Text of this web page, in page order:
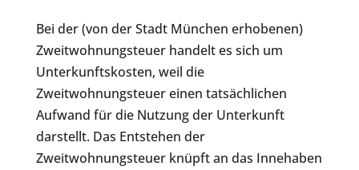
Bei der (von der Stadt München erhobenen)
Zweitwohnungsteuer handelt es sich um
Unterkunftskosten, weil die
Zweitwohnungsteuer einen tatsächlichen
Aufwand für die Nutzung der Unterkunft
darstellt. Das Entstehen der
Zweitwohnungsteuer knüpft an das Innehaben